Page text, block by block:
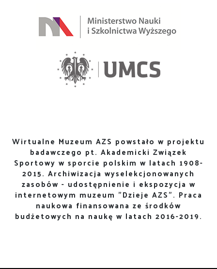
Wirtualne Muzeum AZS powstało w projektu
badawczego pt. Akademicki Związek
Sportowy w sporcie polskim w latach 1908-
2015. Archiwizacja wyselekcjonowanych
zasobów - udostępnienie i ekspozycja w
internetowym muzeum "Dzieje AZS". Praca
naukowa finansowana ze środków
budżetowych na naukę w latach 2016-2019.